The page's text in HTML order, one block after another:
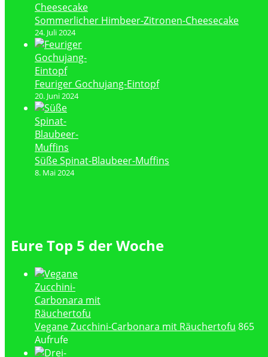
Sommerlicher Himbeer-Zitronen-Cheesecake
24. Juli 2024
Feuriger Gochujang-Eintopf
20. Juni 2024
Süße Spinat-Blaubeer-Muffins
8. Mai 2024
Eure Top 5 der Woche
Vegane Zucchini-Carbonara mit Räuchertofu 865
Aufrufe